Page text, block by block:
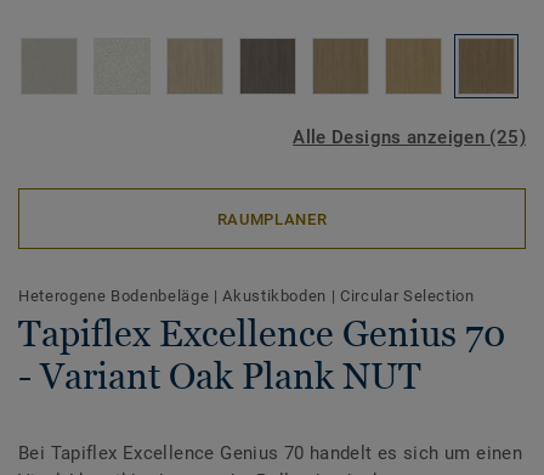
Alle Designs anzeigen (25)
RAUMPLANER
Heterogene Bodenbeläge |Akustikboden | Circular Selection
Tapiflex Excellence Genius 70
- Variant Oak Plank NUT
Bei Tapiflex Excellence Genius 70 handelt es sich um einen